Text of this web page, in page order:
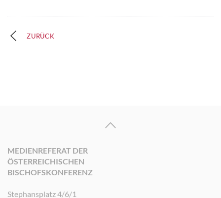
ZURÜCK
MEDIENREFERAT DER
ÖSTERREICHISCHEN
BISCHOFSKONFERENZ
Stephansplatz 4/6/1